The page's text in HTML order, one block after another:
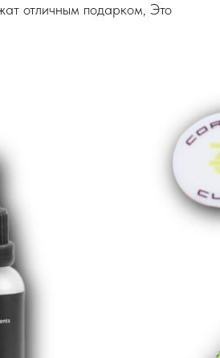
отличным подарком, Это